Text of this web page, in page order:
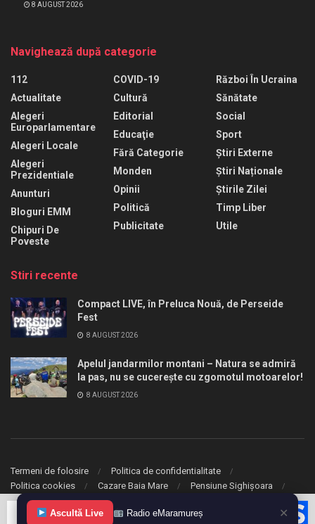
8 AUGUST 2026
Navighează după categorie
112
Actualitate
Alegeri
Europarlamentare
Alegeri Locale
Alegeri
Prezidentiale
Anunturi
Bloguri EMM
Chipuri De
Poveste
COVID-19
Cultură
Editorial
Educaţie
Fără Categorie
Monden
Opinii
Politică
Publicitate
Război În Ucraina
Sănătate
Social
Sport
Știri Externe
Știri Naționale
Știrile Zilei
Timp Liber
Utile
Stiri recente
Compact LIVE, în Preluca Nouă, de Perseide
Fest
8 AUGUST 2026
Apelul jandarmilor montani – Natura se admiră
la pas, nu se cucerește cu zgomotul motoarelor!
8 AUGUST 2026
Termeni de folosire
Politica de confidentialitate
Politica cookies
Cazare Baia Mare Pensiune Sighișoara
© 2020 eMaramures. Toate drepturile rezervate.
Ascultă Live Radio eMaramureș ✕